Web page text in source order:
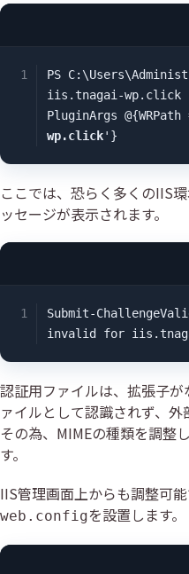
PS
iis.tnagai-wp.click -
PluginArgs @{WRPath
wp.click'}
ここでは、恐らく多くのIIS
ッセージが表示されます。
Submit-
invalid for
認証用ファイルは、拡張子
ァイルとして認識されず、外
その為、MIMEの種類を調整
す。
IIS管理画面上からも調整可能
web.configを設置します。